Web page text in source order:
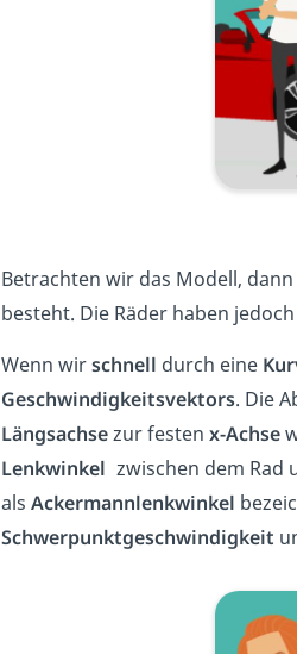
Betrachten wir das Modell,
besteht. Die Räder haben
Wenn wirschnell durch eine
Geschwindigkeitsvektors. Die
Längsachsezur festen x-Achse
Lenkwinkel zwischen dem Rad
als Ackermannlenkwinkel
Schwerpunktgeschwindigkeit